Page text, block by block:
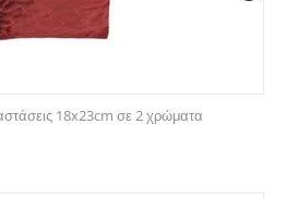
18x23cm σε 2 χρώματα